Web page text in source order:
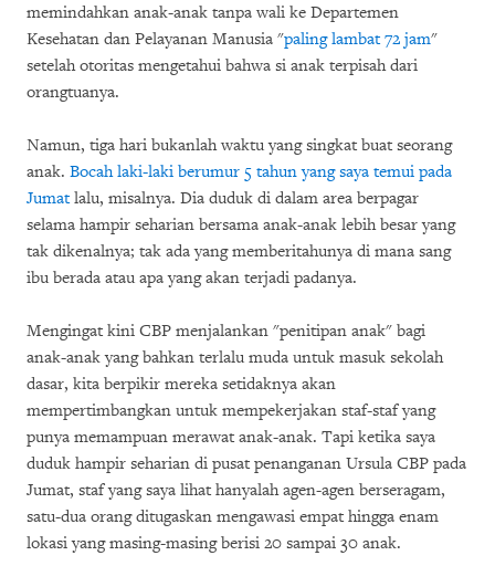
memindahkan anak-anak tanpa wali ke Departemen
Kesehatan dan Pelayanan Manusia "paling lambat 72 jam"
setelah otoritas mengetahui bahwa si anak terpisah dari
orangtuanya.
Namun, tiga hari bukanlah waktu yang singkat buat seorang
anak. Bocah laki-laki berumur 5 tahun yang saya temui pada
Jumatlalu, misalnya. Dia duduk di dalam area berpagar
selama hampir seharian bersama anak-anak lebih besar yang
tak dikenalnya; tak ada yang memberitahunya di mana sang
ibu berada atau apa yang akan terjadi padanya.
Mengingat kini CBP menjalankan "penitipan anak" bagi
anak-anak yang bahkan terlalu muda untuk masuk sekolah
dasar, kita berpikir mereka setidaknya akan
mempertimbangkan untuk mempekerjakan staf-staf yang
punya memampuan merawat anak-anak. Tapi ketika saya
duduk hampir seharian di pusat penanganan Ursula CBP pada
Jumat, staf yang saya lihat hanyalah agen-agen berseragam,
satu-dua orang ditugaskan mengawasi empat hingga enam
lokasi yang masing-masing berisi 20 sampai 30 anak.